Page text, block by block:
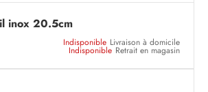
inox 20.5cm
Indisponible Livraison à domicile
Indisponible Retrait en magasin